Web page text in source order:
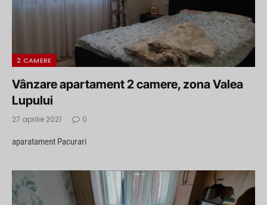
2 CAMERE
Vânzare apartament 2 camere, zona Valea
Lupului
27 aprilie 2021 0
aparatament Pacurari